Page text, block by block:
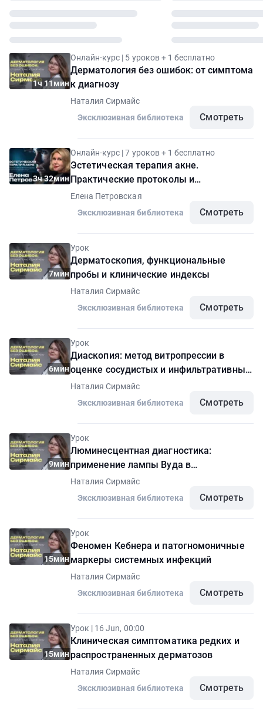
1ч 11мин
Онлайн-курс | 5 уроков + 1 бесплатно
Дерматология без ошибок: от симптома
к диагнозу
Наталия Сирмайс
Эксклюзивная библиотека
Смотреть
3ч 32мин
Онлайн-курс | 7 уроков + 1 бесплатно
Эстетическая терапия акне.
Практические протоколы и
клинический опыт
Елена Петровская
Эксклюзивная библиотека
Смотреть
7мин
Урок
Дерматоскопия, функциональные
пробы и клинические индексы
Наталия Сирмайс
Эксклюзивная библиотека
Смотреть
6мин
Урок
Диаскопия: метод витропрессии в
оценке сосудистых и инфильтративных
элементов
Наталия Сирмайс
Эксклюзивная библиотека
Смотреть
9мин
Урок
Люминесцентная диагностика:
применение лампы Вуда в
дерматологии
Наталия Сирмайс
Эксклюзивная библиотека
Смотреть
15мин
Урок
Феномен Кебнера и патогномоничные
маркеры системных инфекций
Наталия Сирмайс
Эксклюзивная библиотека
Смотреть
15мин
Урок | 16 Jun, 00:00
Клиническая симптоматика редких и
распространенных дерматозов
Наталия Сирмайс
Эксклюзивная библиотека
Смотреть